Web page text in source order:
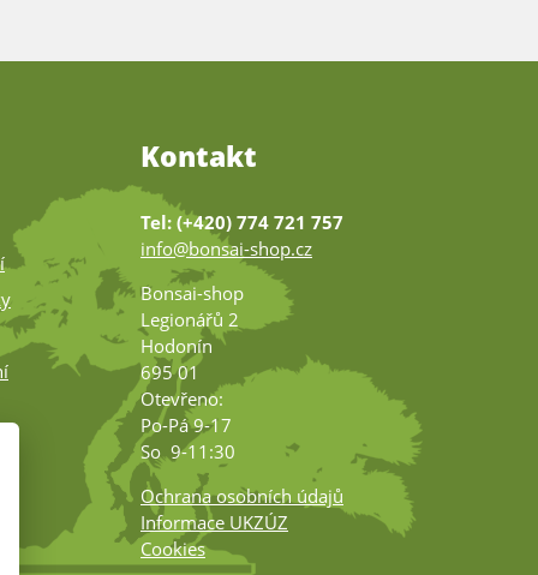
Kontakt
Tel: (+420) 774 721 757
info@bonsai-shop.cz
Bonsai-shop
Legionářů 2
Hodonín
695 01
Otevřeno:
Po-Pá 9-17
So 9-11:30
Ochrana osobních údajů
Informace UKZÚZ
Cookies